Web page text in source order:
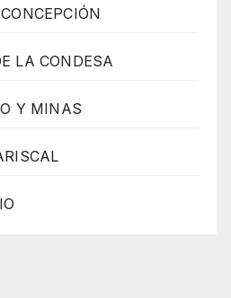
LA CONDESA
Y MINAS